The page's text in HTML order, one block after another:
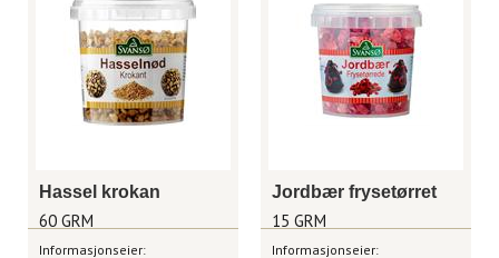
Hassel krokan
60 GRM
Informasjonseier:
Jordbær frysetørret
15 GRM
Informasjonseier: